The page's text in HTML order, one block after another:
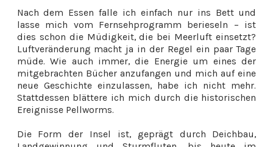
Nach dem Essen falle ich einfach nur ins Bett und
lasse mich vom Fernsehprogramm berieseln – ist
dies schon die Müdigkeit, die bei Meerluft einsetzt?
Luftveränderung macht ja in der Regel ein paar Tage
müde. Wie auch immer, die Energie um eines der
mitgebrachten Bücher anzufangen und mich auf eine
neue Geschichte einzulassen, habe ich nicht mehr.
Stattdessen blättere ich mich durch die historischen
Ereignisse Pellworms.
Die Form der Insel ist, geprägt durch Deichbau,